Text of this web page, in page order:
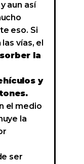
aun así
eso. Si
vías, el
la
y
el medio
la
ser